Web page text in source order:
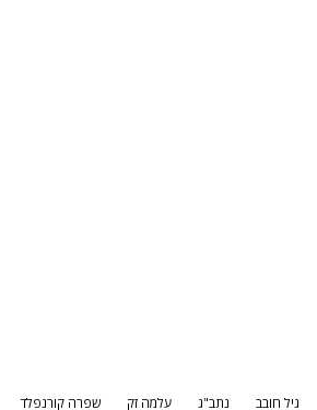
גיל חובב נתב"ג עלמה זק שפרה קורנפלד